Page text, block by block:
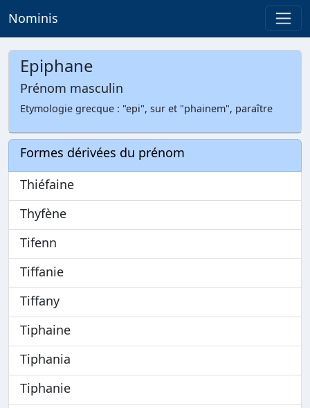
Nominis
Epiphane
Prénom masculin
Etymologie grecque : "epi", sur et "phainem", paraître
Formes dérivées du prénom
Thiéfaine
Thyfène
Tifenn
Tiffanie
Tiffany
Tiphaine
Tiphania
Tiphanie